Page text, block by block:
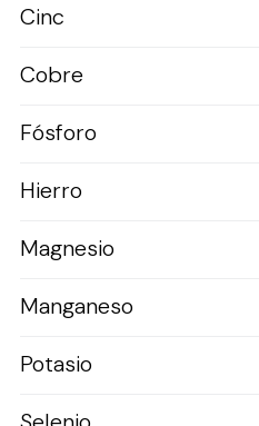
Cinc
Cobre
Fósforo
Hierro
Magnesio
Manganeso
Potasio